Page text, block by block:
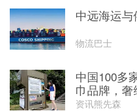
中远海运
物流巴士
中国100多
巾品牌，
资讯熊先森